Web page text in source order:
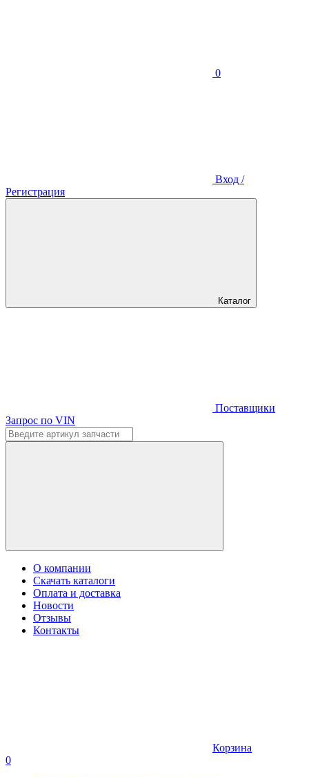
0
Вход /
Регистрация
Каталог
Поставщики
Запрос по VIN
О компании
Скачать каталоги
Оплата и доставка
Новости
Отзывы
Контакты
Корзина
0